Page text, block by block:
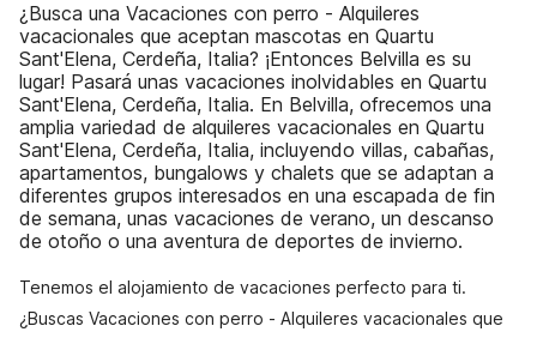
¿Busca una Vacaciones con perro - Alquileres
vacacionales que aceptan mascotas en Quartu
Sant'Elena, Cerdeña, Italia? ¡Entonces Belvilla es su
lugar! Pasará unas vacaciones inolvidables en Quartu
Sant'Elena, Cerdeña, Italia. En Belvilla, ofrecemos una
amplia variedad de alquileres vacacionales en Quartu
Sant'Elena, Cerdeña, Italia, incluyendo villas, cabañas,
apartamentos, bungalows y chalets que se adaptan a
diferentes grupos interesados en una escapada de fin
de semana, unas vacaciones de verano, un descanso
de otoño o una aventura de deportes de invierno.
Tenemos el alojamiento de vacaciones perfecto para ti.
¿Buscas Vacaciones con perro - Alquileres vacacionales que